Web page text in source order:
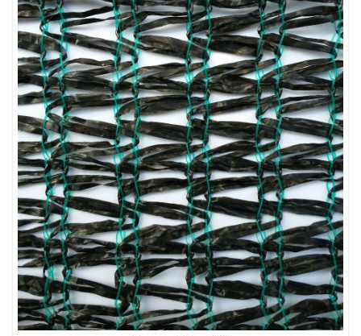
LƯỚI CHẮN ĐỘNG VẬT
LƯỚI CHẮN CHIM
LƯỚI PHƠI NÔNG SẢN